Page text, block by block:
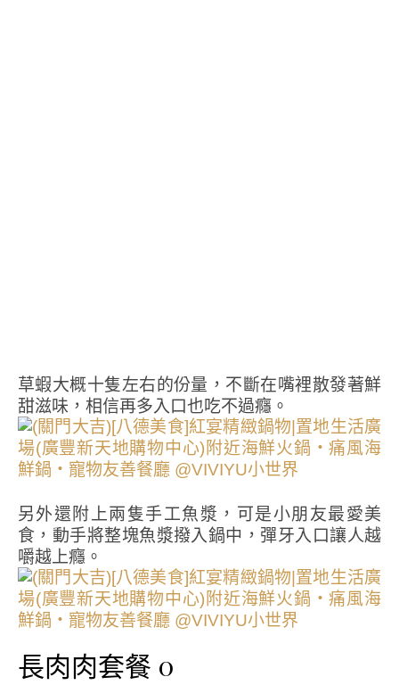
草蝦大概十隻左右的份量，不斷在嘴裡散發著鮮
甜滋味，相信再多入口也吃不過癮。
另外還附上兩隻手工魚漿，可是小朋友最愛美
食，動手將整塊魚漿撥入鍋中，彈牙入口讓人越
嚼越上癮。
長肉肉套餐 0